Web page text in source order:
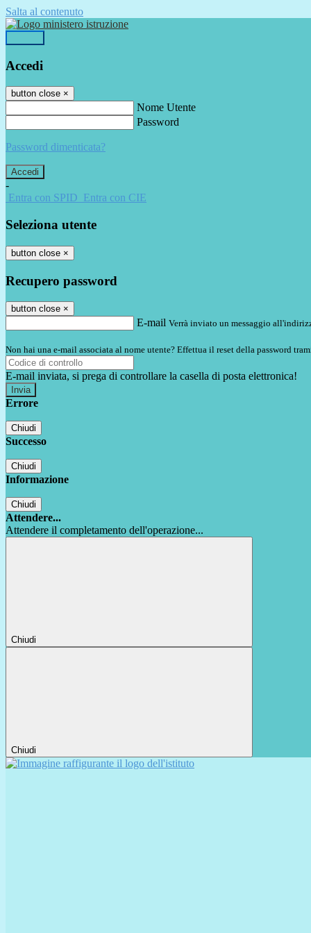
Salta al contenuto
Accedi
button close ×
Nome Utente
Password
Password dimenticata?
-
Entra con SPID Entra con CIE
Seleziona utente
button close ×
Recupero password
button close ×
E-mail Verrà inviato un messaggio
Non hai una e-mail associata al nome utente? Effettua il reset della password
E-mail inviata, si prega di controllare la casella di posta elettronica!
Errore
Chiudi
Successo
Chiudi
Informazione
Chiudi
Attendere...
Attendere il completamento dell'operazione...
Chiudi
Chiudi